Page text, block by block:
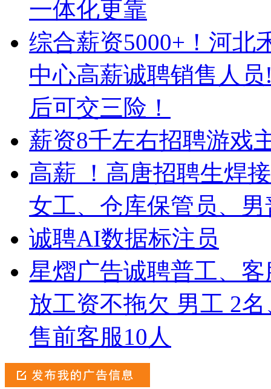
一体化更靠
综合薪资5000+！河北
中心高薪诚聘销售人
后可交三险！
薪资8千左右招聘游戏
高薪 ！高唐招聘生焊
女工、仓库保管员、
诚聘AI数据标注员
星熠广告诚聘普工、
放工资不拖欠 男工 2
售前客服10人